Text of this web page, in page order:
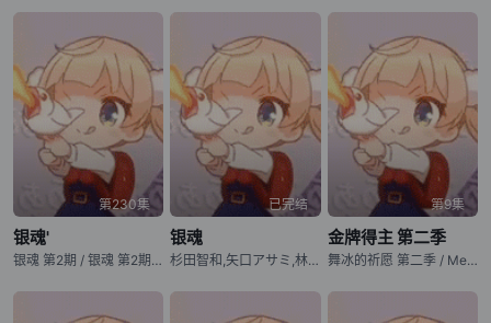
第230集
银魂'
银魂 第2期 / 银魂 第2期 / GINTAMA(season2)
已完结
银魂
杉田智和,矢口アサミ,林协忠,钉宫理恵,林凯羚,阪口大助,贺宇杰,高桥美佳子,高松信司,石田彰,ゆきのさつき,中井和哉,铃村健一,小林ゆう,高桥美佳子,くじら,杉本ゆう,林凯羚,立木文彦,千叶进歩,太田哲治,若本规夫,真殿光昭,関山美沙纪,子安武人,山崎たくみ,青山穣,早水リサ,折笠富美子,游佐浩二,龙田直树,浜田贤二,园部好徳,緑川光,三木眞一郎,藤原启治,坂口候一,青野武,黒田崇矢,久保さゆり,高木渉,深见梨加,田中一成,川津泰彦,堀井真吾,菅原正志,南央美,速水奨,日野聡,斎藤千和,茶风林,坂口候一
第9集
金牌得主 第二季
舞冰的祈愿 第二季 / Medalist Season 2